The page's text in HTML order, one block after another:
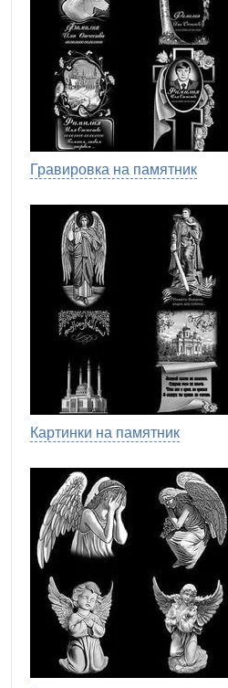
Гравировка на памятник
Картинки на памятник